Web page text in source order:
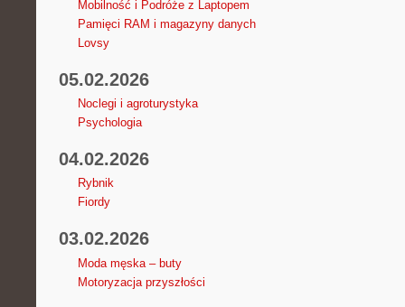
Mobilność i Podróże z Laptopem
Pamięci RAM i magazyny danych
Lovsy
05.02.2026
Noclegi i agroturystyka
Psychologia
04.02.2026
Rybnik
Fiordy
03.02.2026
Moda męska – buty
Motoryzacja przyszłości